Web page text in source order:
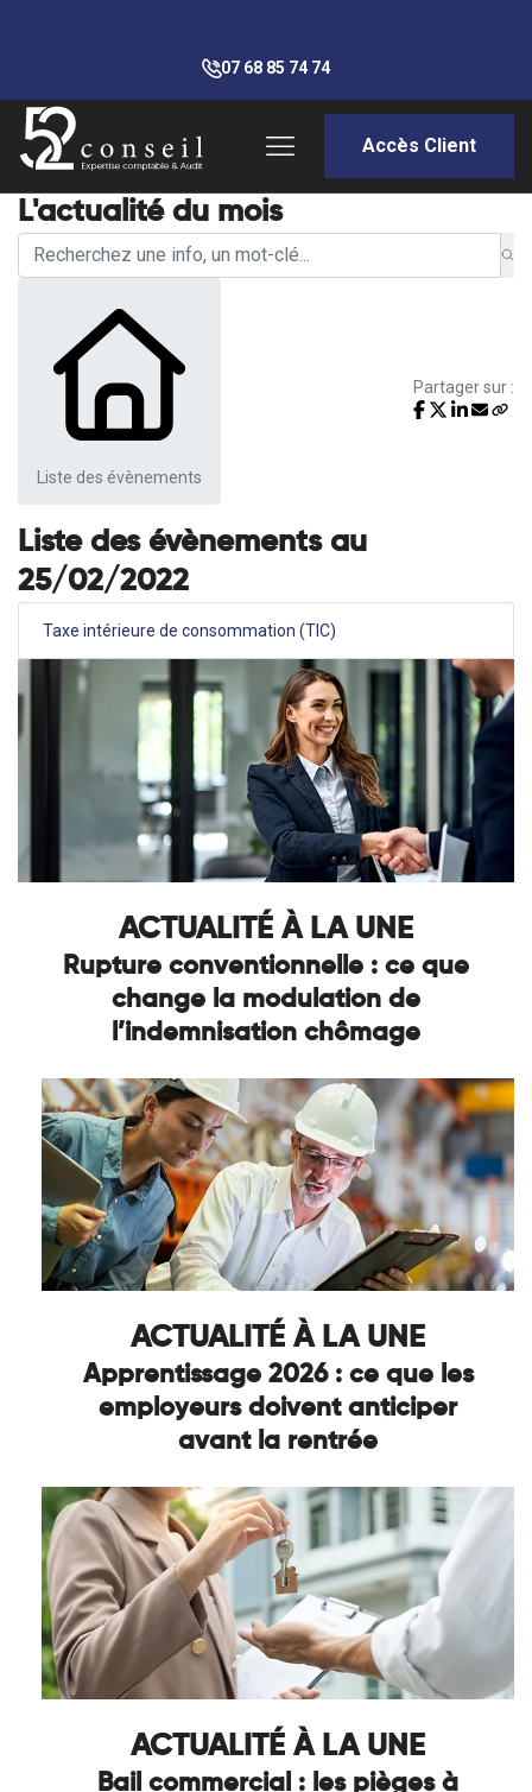
07 68 85 74 74
Accès Client
L'actualité du mois
Liste des évènements
Partager sur :
Liste des évènements au
25/02/2022
Taxe intérieure de consommation (TIC)
ACTUALITÉ À LA UNE
Rupture conventionnelle : ce que
change la modulation de
l’indemnisation chômage
ACTUALITÉ À LA UNE
Apprentissage 2026 : ce que les
employeurs doivent anticiper
avant la rentrée
ACTUALITÉ À LA UNE
Bail commercial : les pièges à